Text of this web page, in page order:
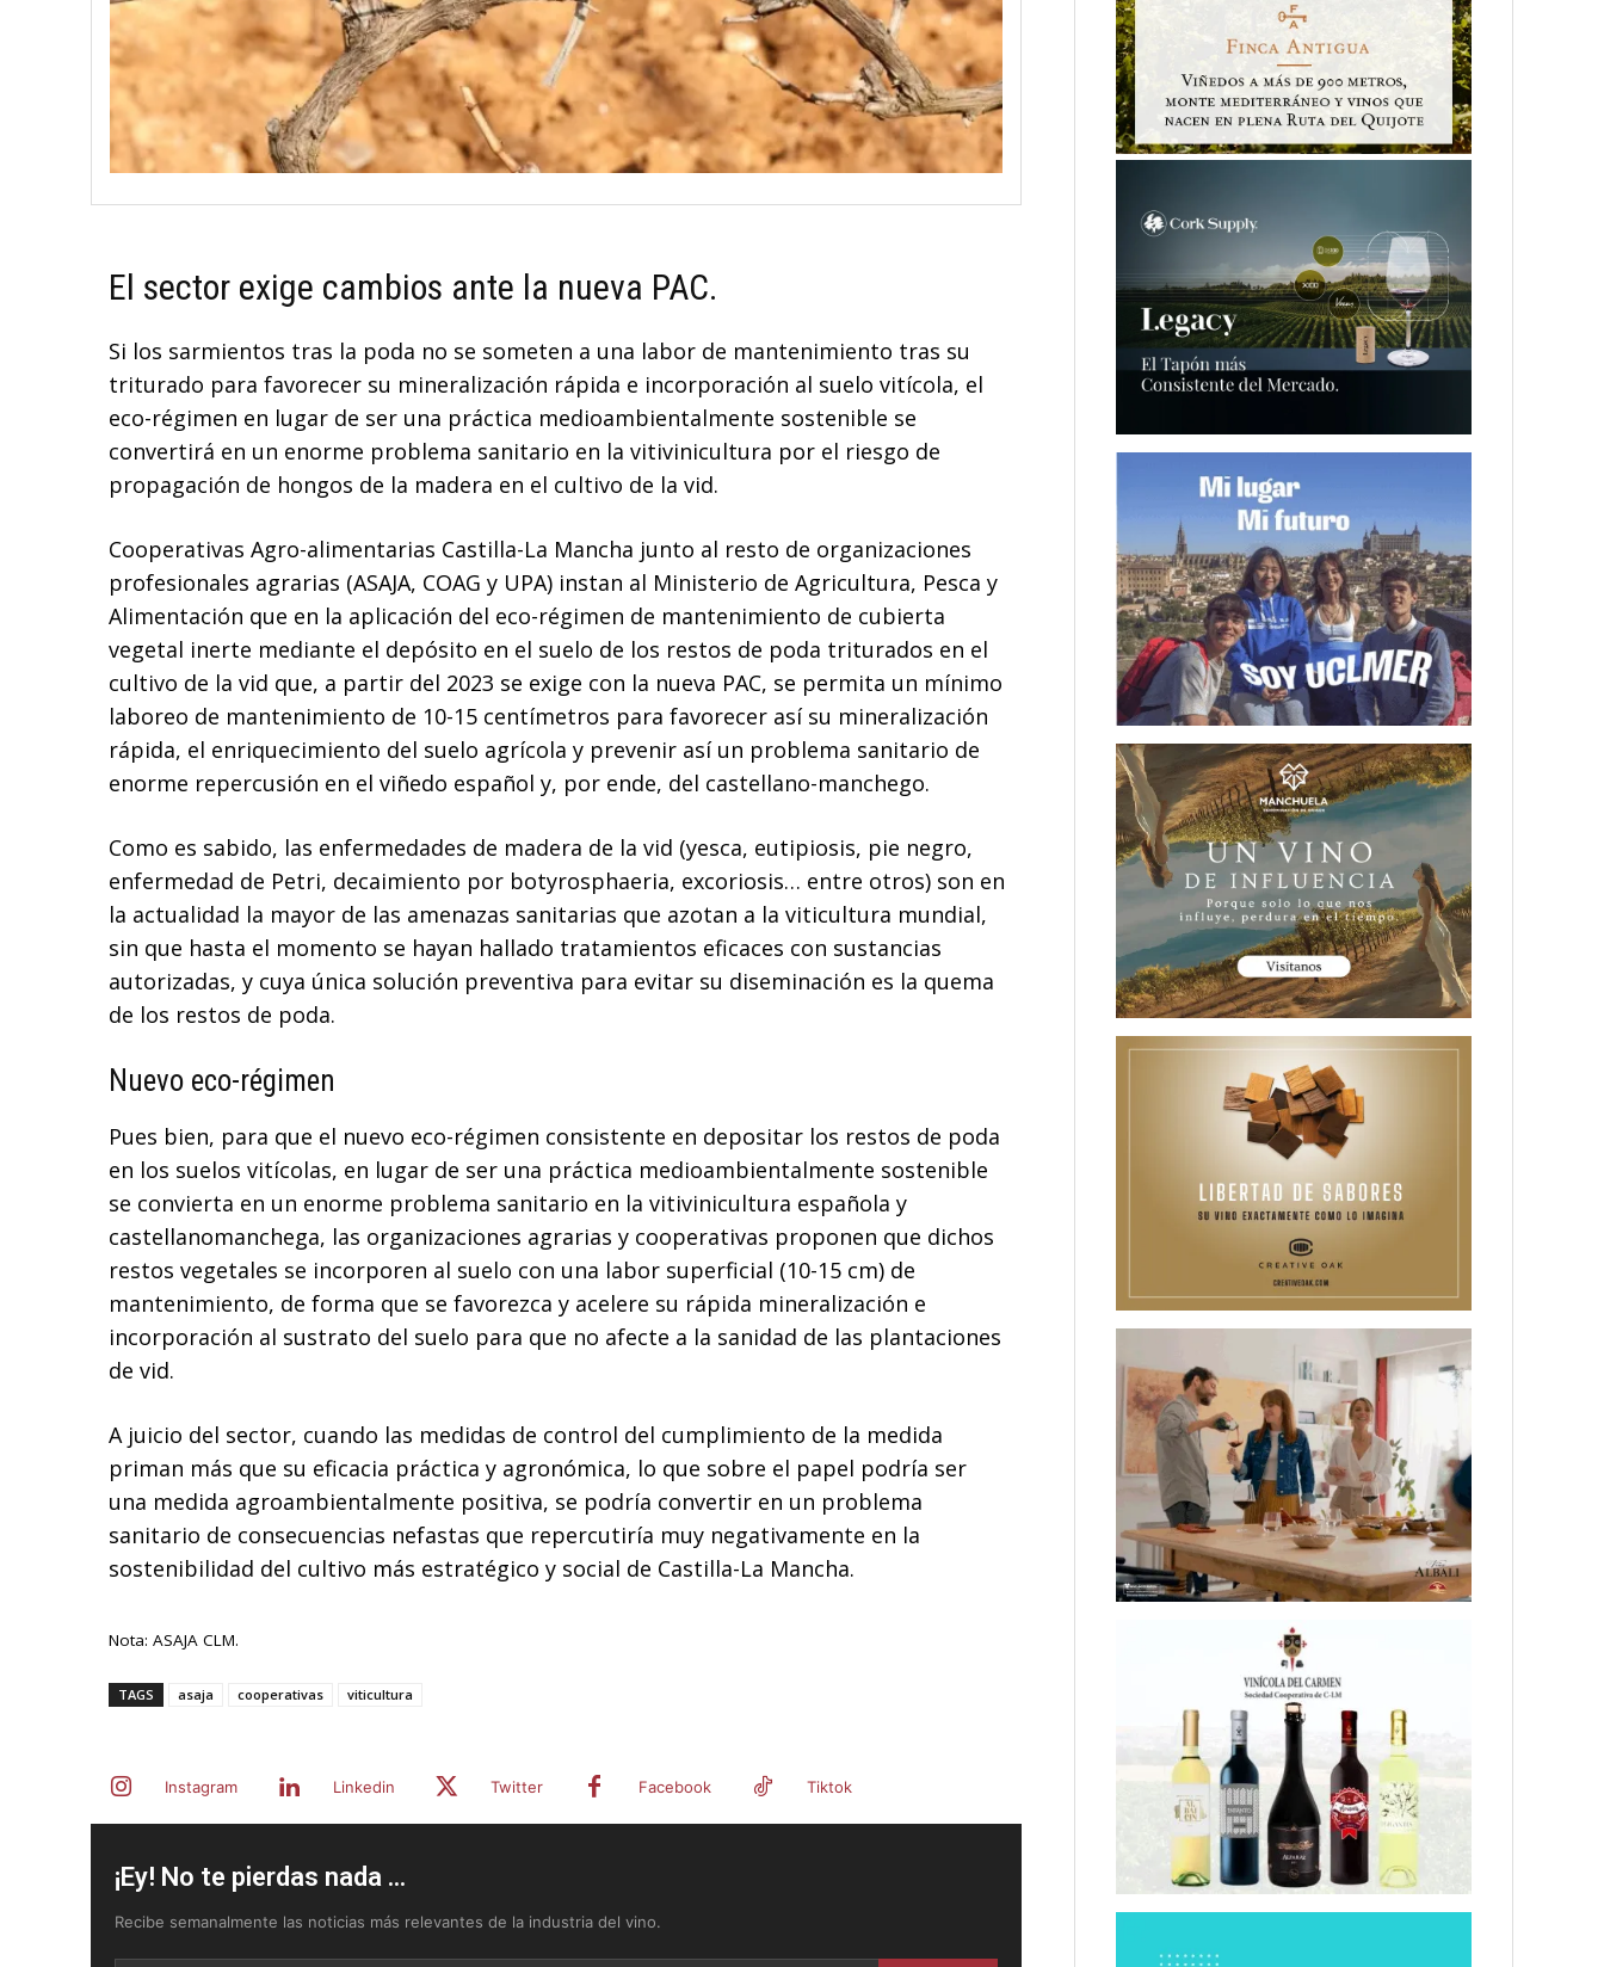
El sector exige cambios ante la nueva PAC.
Si los sarmientos tras la poda no se someten a una labor de mantenimiento tras su
triturado para favorecer su mineralización rápida e incorporación al suelo vitícola, el
eco-régimen en lugar de ser una práctica medioambientalmente sostenible se
convertirá en un enorme problema sanitario en la vitivinicultura por el riesgo de
propagación de hongos de la madera en el cultivo de la vid.
Cooperativas Agro-alimentarias Castilla-La Mancha junto al resto de organizaciones
profesionales agrarias (ASAJA, COAG y UPA) instan al Ministerio de Agricultura, Pesca y
Alimentación que en la aplicación del eco-régimen de mantenimiento de cubierta
vegetal inerte mediante el depósito en el suelo de los restos de poda triturados en el
cultivo de la vid que, a partir del 2023 se exige con la nueva PAC, se permita un mínimo
laboreo de mantenimiento de 10-15 centímetros para favorecer así su mineralización
rápida, el enriquecimiento del suelo agrícola y prevenir así un problema sanitario de
enorme repercusión en el viñedo español y, por ende, del castellano-manchego.
Como es sabido, las enfermedades de madera de la vid (yesca, eutipiosis, pie negro,
enfermedad de Petri, decaimiento por botyrosphaeria, excoriosis… entre otros) son en
la actualidad la mayor de las amenazas sanitarias que azotan a la viticultura mundial,
sin que hasta el momento se hayan hallado tratamientos eficaces con sustancias
autorizadas, y cuya única solución preventiva para evitar su diseminación es la quema
de los restos de poda.
Nuevo eco-régimen
Pues bien, para que el nuevo eco-régimen consistente en depositar los restos de poda
en los suelos vitícolas, en lugar de ser una práctica medioambientalmente sostenible
se convierta en un enorme problema sanitario en la vitivinicultura española y
castellanomanchega, las organizaciones agrarias y cooperativas proponen que dichos
restos vegetales se incorporen al suelo con una labor superficial (10-15 cm) de
mantenimiento, de forma que se favorezca y acelere su rápida mineralización e
incorporación al sustrato del suelo para que no afecte a la sanidad de las plantaciones
de vid.
A juicio del sector, cuando las medidas de control del cumplimiento de la medida
priman más que su eficacia práctica y agronómica, lo que sobre el papel podría ser
una medida agroambientalmente positiva, se podría convertir en un problema
sanitario de consecuencias nefastas que repercutiría muy negativamente en la
sostenibilidad del cultivo más estratégico y social de Castilla-La Mancha.
Nota: ASAJA CLM.
TAGS asaja cooperativas viticultura
Instagram Linkedin Twitter Facebook Tiktok
¡Ey! No te pierdas nada ...
Recibe semanalmente las noticias más relevantes de la industria del vino.